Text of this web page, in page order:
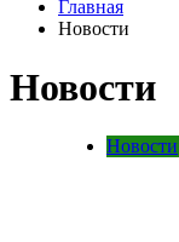
Главная
Новости
Новости
Новости